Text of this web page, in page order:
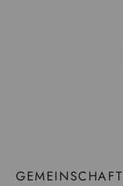
GEMEINSCHAFT